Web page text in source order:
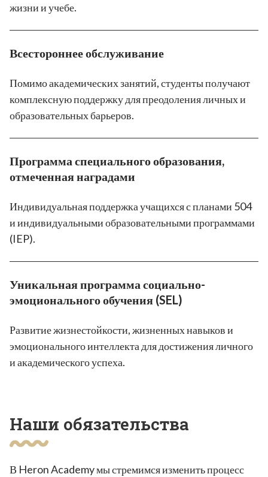
жизни и учебе.
Всестороннее обслуживание
Помимо академических занятий, студенты получают
комплексную поддержку для преодоления личных и
образовательных барьеров.
Программа специального образования,
отмеченная наградами
Индивидуальная поддержка учащихся с планами 504
и индивидуальными образовательными программами
(IEP).
Уникальная программа социально-
эмоционального обучения (SEL)
Развитие жизнестойкости, жизненных навыков и
эмоционального интеллекта для достижения личного
и академического успеха.
Наши обязательства
В Heron Academy мы стремимся изменить процесс